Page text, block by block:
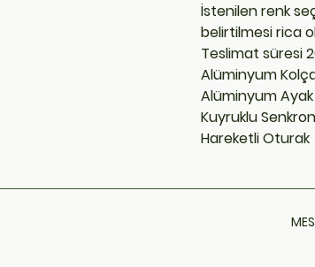
İstenilen renk
belirtilmesi rica
Teslimat süresi
Alüminyum
Alüminyum Ayak
Kuyruklu
Hareketli Oturak